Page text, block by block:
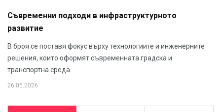
Съвременни подходи в инфраструктурното
развитие
В броя се поставя фокус върху технологиите и инженерните
решения, които оформят съвременната градска и
транспортна среда
26.05.2026